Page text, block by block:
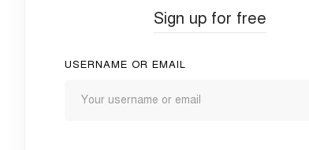
Sign up for free
USERNAME OR EMAIL